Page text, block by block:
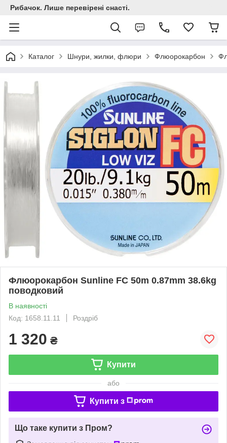
Рибачок. Лише перевірені снасті.
Каталог Шнури, жилки, флюри Флюорокарбон
Флюорокарбон Sunline FC 50m 0.87mm 38.6kg
поводковий
В наявності
Код: 1658.11.11
Роздріб
1 320 ₴
Купити
або
Купити з
Що таке купити з Пром?